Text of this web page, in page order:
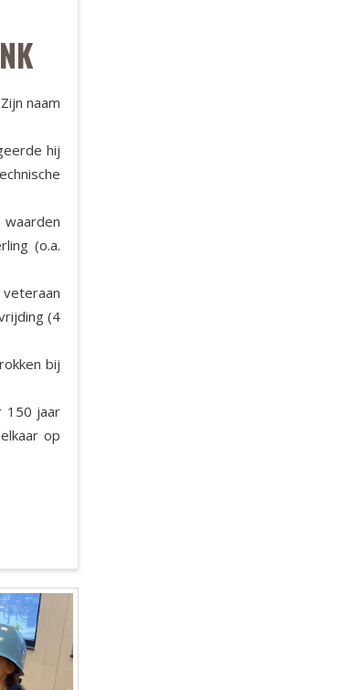
naam
hij
(o.a.
(4
bij
150 jaar
op